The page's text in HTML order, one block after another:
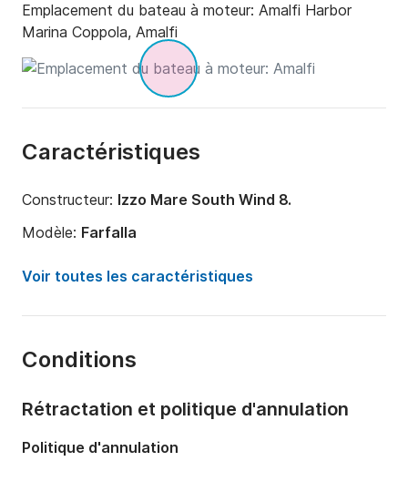
Emplacement du bateau à moteur: Amalfi Harbor
Marina Coppola, Amalfi
Caractéristiques
Constructeur: Izzo Mare South Wind 8.
Modèle: Farfalla
Puissance moteur:
Capacité à bord:
Nombre de cabines:
Voir toutes les caractéristiques
Conditions
Rétractation et politique d'annulation
Politique d'annulation